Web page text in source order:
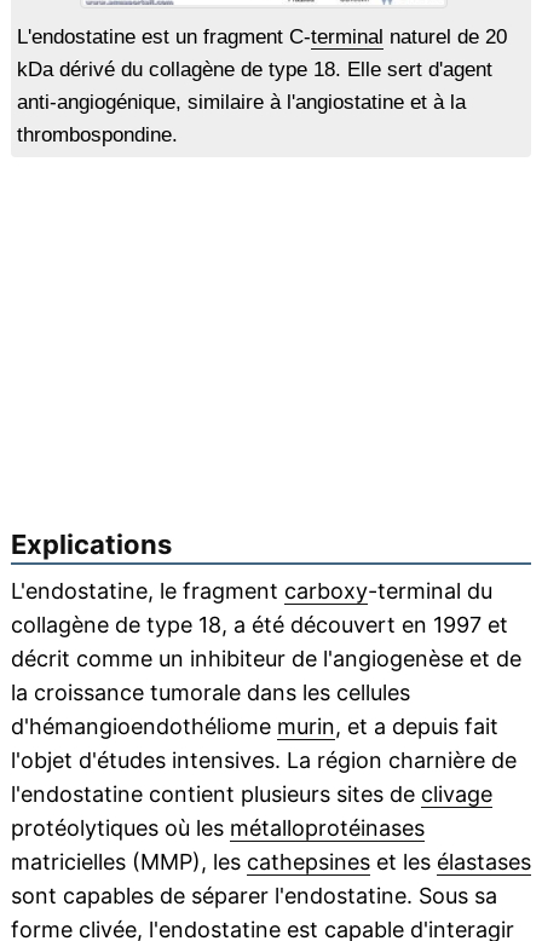
L'endostatine est un fragment C-terminal naturel de 20
kDa dérivé du collagène de type 18. Elle sert d'agent
anti-angiogénique, similaire à l'angiostatine et à la
thrombospondine.
Explications
L'endostatine, le fragment carboxy-terminal du
collagène de type 18, a été découvert en 1997 et
décrit comme un inhibiteur de l'angiogenèse et de
la croissance tumorale dans les cellules
d'hémangioendothéliome murin, et a depuis fait
l'objet d'études intensives. La région charnière de
l'endostatine contient plusieurs sites de clivage
protéolytiques où les métalloprotéinases
matricielles (MMP), les cathepsineset les élastases
sont capables de séparer l'endostatine. Sous sa
forme clivée, l'endostatine est capable d'interagir